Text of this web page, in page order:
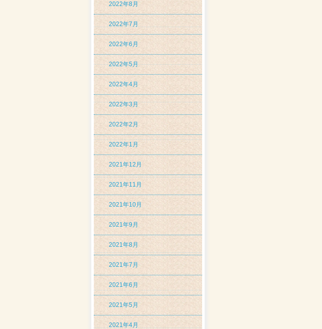
2022年8月
2022年7月
2022年6月
2022年5月
2022年4月
2022年3月
2022年2月
2022年1月
2021年12月
2021年11月
2021年10月
2021年9月
2021年8月
2021年7月
2021年6月
2021年5月
2021年4月